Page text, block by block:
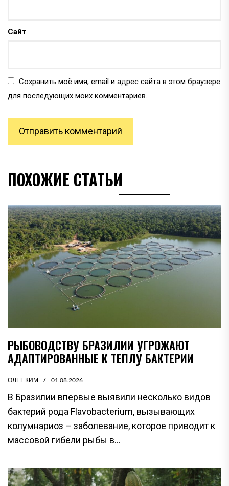
Сайт
Сохранить моё имя, email и адрес сайта в этом браузере
для последующих моих комментариев.
ПОХОЖИЕ СТАТЬИ
РЫБОВОДСТВУ БРАЗИЛИИ УГРОЖАЮТ
АДАПТИРОВАННЫЕ К ТЕПЛУ БАКТЕРИИ
ОЛЕГ КИМ 01.08.2026
В Бразилии впервые выявили несколько видов
бактерий рода Flavobacterium, вызывающих
колумнариоз – заболевание, которое приводит к
массовой гибели рыбы в...